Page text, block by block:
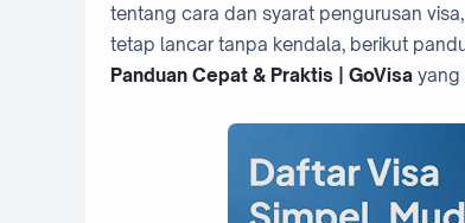
tentang cara dan syarat pengurusan
tetap lancar tanpa kendala, berikut
Panduan Cepat & Praktis | GoVisa yang